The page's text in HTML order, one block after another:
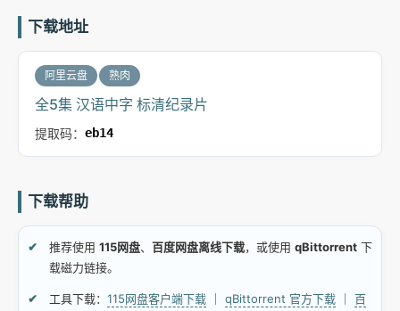
下载地址
阿里云盘 熟肉
全5集 汉语中字 标清纪录片
提取码： eb14
下载帮助
推荐使用 115网盘、 百度网盘离线下载，或使用 qBittorrent 下
载磁力链接。
工具下载： 115网盘客户端下载 qBittorrent 官方下载
百